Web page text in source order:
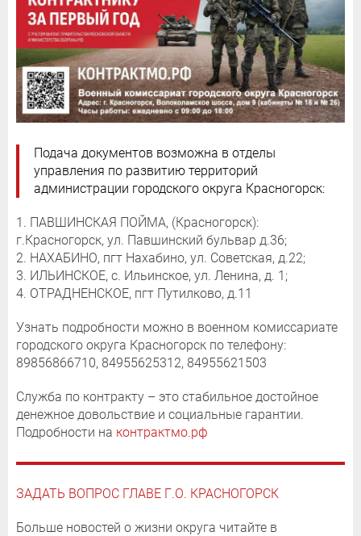
Подача документов возможна в отделы
управления по развитию территорий
администрации городского округа Красногорск:
1. ПАВШИНСКАЯ ПОЙМА, (Красногорск):
г.Красногорск, ул. Павшинский бульвар д.36;
2. НАХАБИНО, пгт Нахабино, ул. Советская, д.22;
3. ИЛЬИНСКОЕ, с. Ильинское, ул. Ленина, д. 1;
4. ОТРАДНЕНСКОЕ, пгт Путилково, д.11
Узнать подробности можно в военном комиссариате
городского округа Красногорск по телефону:
89856866710, 84955625312, 84955621503
Служба по контракту – это стабильное достойное
денежное довольствие и социальные гарантии.
Подробности на контрактмо.рф
ЗАДАТЬ ВОПРОС ГЛАВЕ Г.О. КРАСНОГОРСК
Больше новостей о жизни округа читайте в